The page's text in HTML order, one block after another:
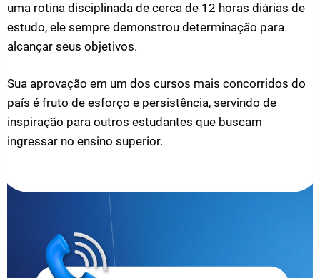
uma rotina disciplinada de cerca de 12 horas diárias de
estudo, ele sempre demonstrou determinação para
alcançar seus objetivos.
Sua aprovação em um dos cursos mais concorridos do
país é fruto de esforço e persistência, servindo de
inspiração para outros estudantes que buscam
ingressar no ensino superior.